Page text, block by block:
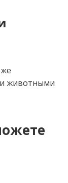
животными